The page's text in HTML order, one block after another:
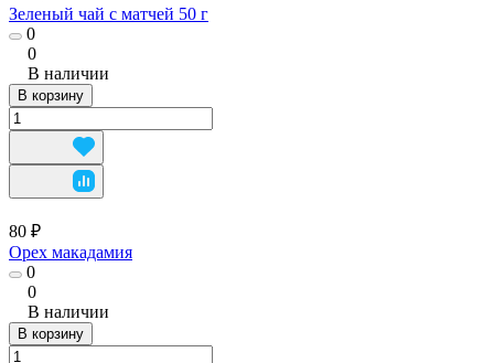
Зеленый чай с матчей 50 г
0
0
В наличии
В корзину
80 ₽
Орех макадамия
0
0
В наличии
В корзину